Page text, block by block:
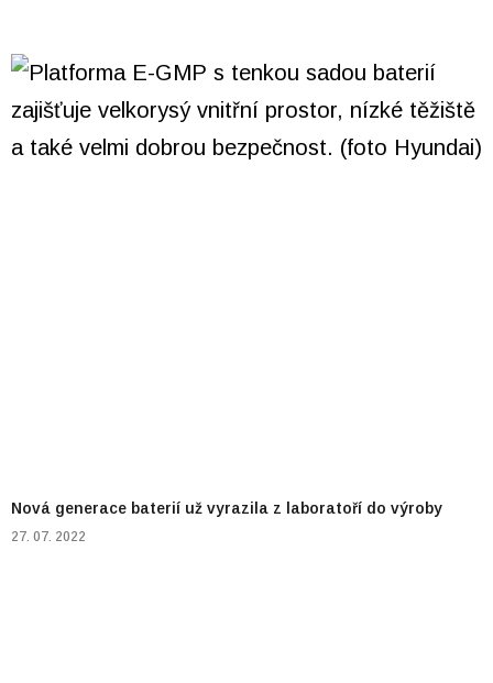
Nová generace baterií už vyrazila z laboratoří do výroby
27. 07. 2022